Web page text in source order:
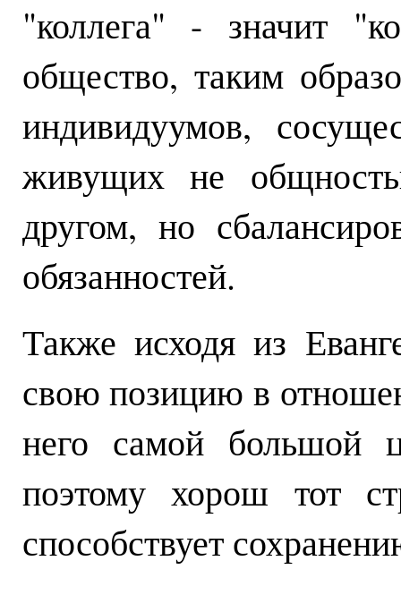
"коллега" - значит
общество, таким
индивидуумов,
живущих не
другом, но
обязанностей.
Также исходя из
свою позицию в
него самой большой
поэтому хорош тот
способствует